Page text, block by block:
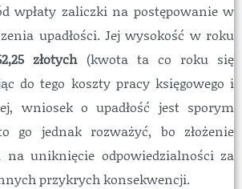
wpłaty zaliczki na postępowanie w
upadłości. Jej wysokość w roku
złotych(kwota ta co roku się
do tego koszty pracy księgowego i
wniosek o upadłość jest sporym
go jednak rozważyć, bo złożenie
na uniknięcie odpowiedzialności za
przykrych konsekwencji.